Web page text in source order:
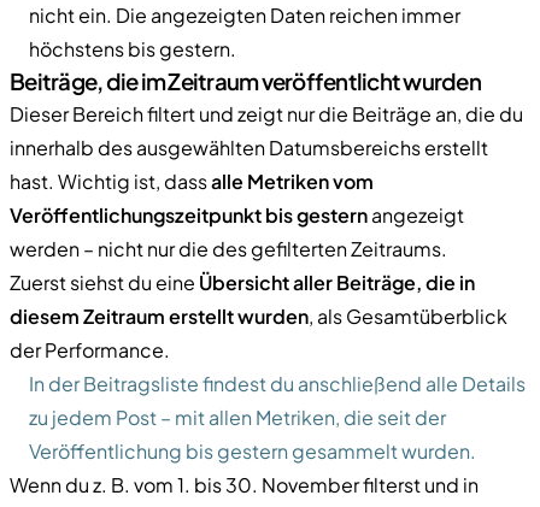
nicht ein. Die angezeigten Daten reichen immer
höchstens bis gestern.
Beiträge, die im Zeitraum veröffentlicht wurden
Dieser Bereich filtert und zeigt nur die Beiträge an, die du
innerhalb des ausgewählten Datumsbereichs erstellt
hast. Wichtig ist, dassalle Metriken vom
Veröffentlichungszeitpunkt bis gesternangezeigt
werden – nicht nur die des gefilterten Zeitraums.
Zuerst siehst du eine Übersicht aller Beiträge, die in
diesem Zeitraum erstellt wurden, als Gesamtüberblick
der Performance.
In der Beitragsliste findest du anschließend alle Details
zu jedem Post – mit allen Metriken, die seit der
Veröffentlichung bis gestern gesammelt wurden.
Wenn du z. B. vom 1. bis 30. November filterst und in